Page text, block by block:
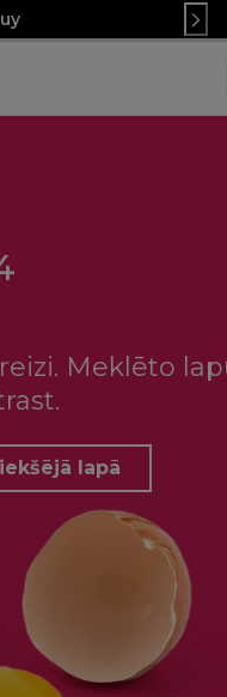
Meklēto
lapā